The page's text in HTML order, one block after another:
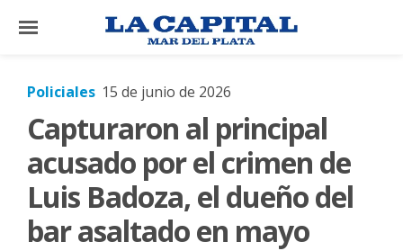
×
El
El
Mundo
La
Policiales 15 de junio de 2026
Capturaron al principal
acusado por el crimen de
Luis Badoza, el dueño del
bar asaltado en mayo